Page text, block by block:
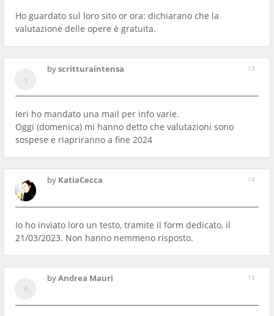
Ho guardato sul loro sito or ora: dichiarano che la
valutazione delle opere è gratuita.
13
byscritturaintensa
Ieri ho mandato una mail per info varie.
Oggi (domenica) mi hanno detto che valutazioni sono
sospese e riapriranno a fine 2024
14
by KatiaCecca
Io ho inviato loro un testo, tramite il form dedicato, il
21/03/2023. Non hanno nemmeno risposto.
15
byAndrea Mauri